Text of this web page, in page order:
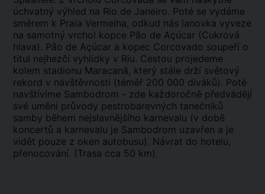
úchvatný výhled na Rio de Janeiro. Poté se vydáme
směrem k Praia Vermelha, odkud nás lanovka vyveze
na samotný vrchol kopce Pão de Açúcar (Cukrová
hlava). Pão de Açúcar a kopec Corcovado soupeří o
titul nejhezčí vyhlídky v Riu. Cestou projedeme
kolem stadionu Maracanã, který stále drží světový
rekord v návštěvnosti (téměř 200 000 diváků). Poté
navštívíme Sambodrom - zde každoročně předvádějí
své umění průvody pestrobarevných tanečníků
samby během nejslavnějšího karnevalu (v době
koncertů a karnevalu je Sambodrom uzavřen a je
vidět pouze z oken autobusu). Návrat do hotelu,
přenocování. (Trasa cca 50 km).